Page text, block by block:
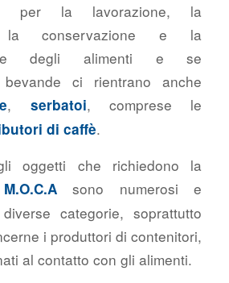
per la lavorazione, la
la conservazione e la
degli alimenti e se
ci rientrano anche
, serbatoi, comprese le
di caffè.
oggetti che richiedono la
sono numerosi e
categorie, soprattutto
i produttori di contenitori,
al contatto con gli alimenti.